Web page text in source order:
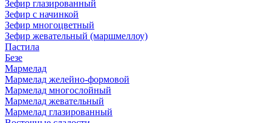
Зефир глазированный
Зефир с начинкой
Зефир многоцветный
Зефир жевательный (маршмеллоу)
Пастила
Безе
Мармелад
Мармелад желейно-формовой
Мармелад многослойный
Мармелад жевательный
Мармелад глазированный